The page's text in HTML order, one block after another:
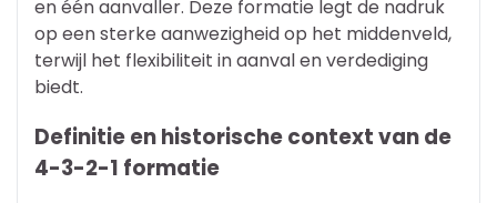
en één aanvaller. Deze formatie legt de nadruk
op een sterke aanwezigheid op het middenveld,
terwijl het flexibiliteit in aanval en verdediging
biedt.
Definitie en historische context van de
4-3-2-1 formatie